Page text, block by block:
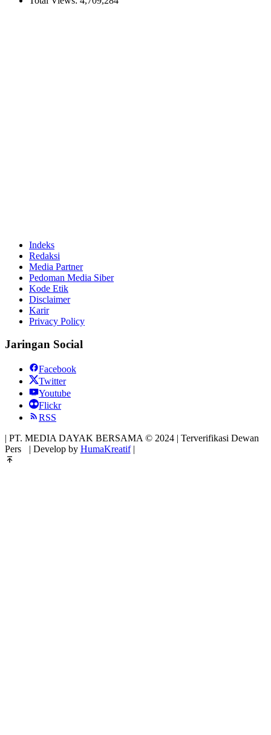
Indeks
Redaksi
Media Partner
Pedoman Media Siber
Kode Etik
Disclaimer
Karir
Privacy Policy
Jaringan Social
Facebook
Twitter
Youtube
Flickr
RSS
| PT. MEDIA DAYAK BERSAMA © 2024 | Terverifikasi Dewan
Pers
| Develop by HumaKreatif|